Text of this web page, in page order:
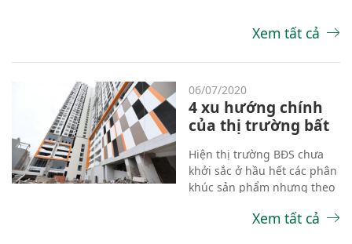
miền Nam. Sở hữu vị thế
Cần Giuộc liên tục kích hoạt
hàng loạt cụm công nghiệp
lớn để bứt phá kinh tế - xã
hội.
Xem tất cả
06/07/2020
4 xu hướng chính
của thị trường bất
Hiện thị trường BĐS chưa
khởi sắc ở hầu hết các phân
khúc sản phẩm nhưng theo
một số xu hướng thị trường
Xem tất cả